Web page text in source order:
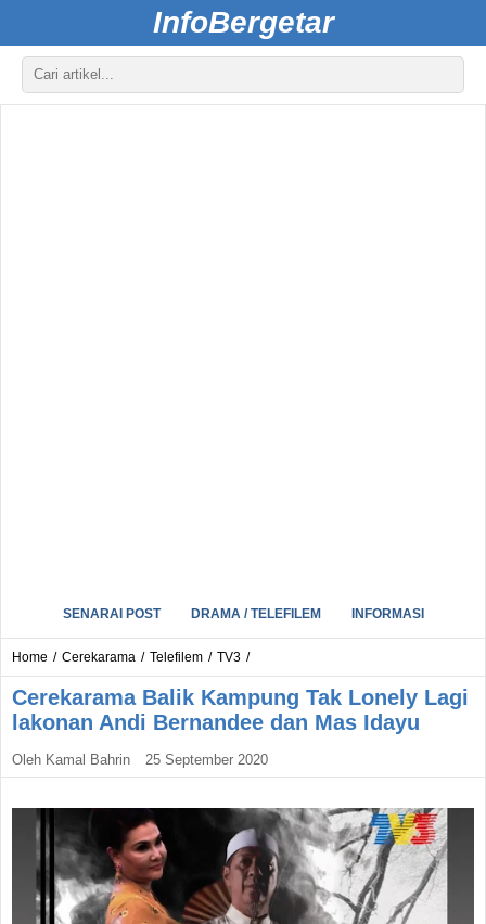
InfoBergetar
SENARAI POST DRAMA / TELEFILEM INFORMASI
Home / Cerekarama / Telefilem / TV3 /
Cerekarama Balik Kampung Tak Lonely Lagi
lakonan Andi Bernandee dan Mas Idayu
Oleh Kamal Bahrin 25 September 2020